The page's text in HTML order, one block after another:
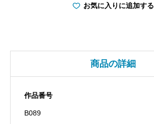
天
輿
個
お気に入りに追加する
商品の詳細
作品番号
B089